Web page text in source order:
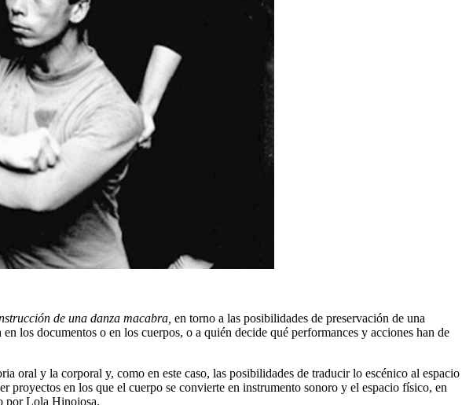
de una danza macabra, en torno a las posibilidades de preservación de una
los documentos o en los cuerpos, o a quién decide qué performances y acciones han de
oral y la corporal y, como en este caso, las posibilidades de traducir lo escénico al espacio
proyectos en los que el cuerpo se convierte en instrumento sonoro y el espacio físico, en
por Lola Hinojosa.